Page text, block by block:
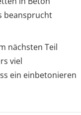
beansprucht
nächsten Teil
viel
ein einbetonieren